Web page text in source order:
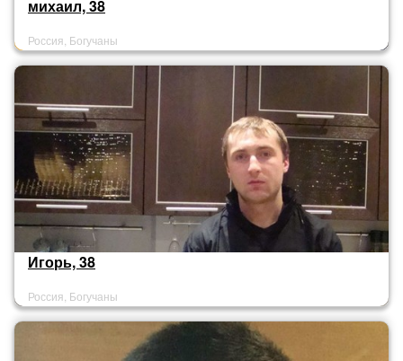
михаил, 38
Россия, Богучаны
Игорь, 38
Россия, Богучаны